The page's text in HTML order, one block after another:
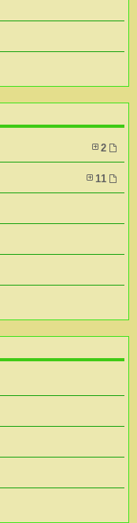
2
11